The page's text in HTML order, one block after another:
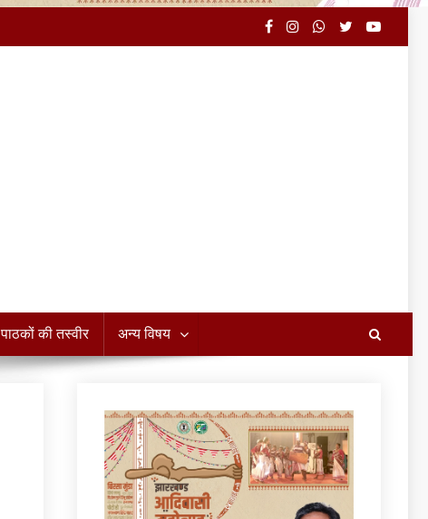
पाठकों की तस्वीर अन्य विषय